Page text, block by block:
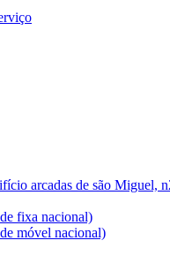
arcadas de são Miguel,
fixa nacional)
móvel nacional)